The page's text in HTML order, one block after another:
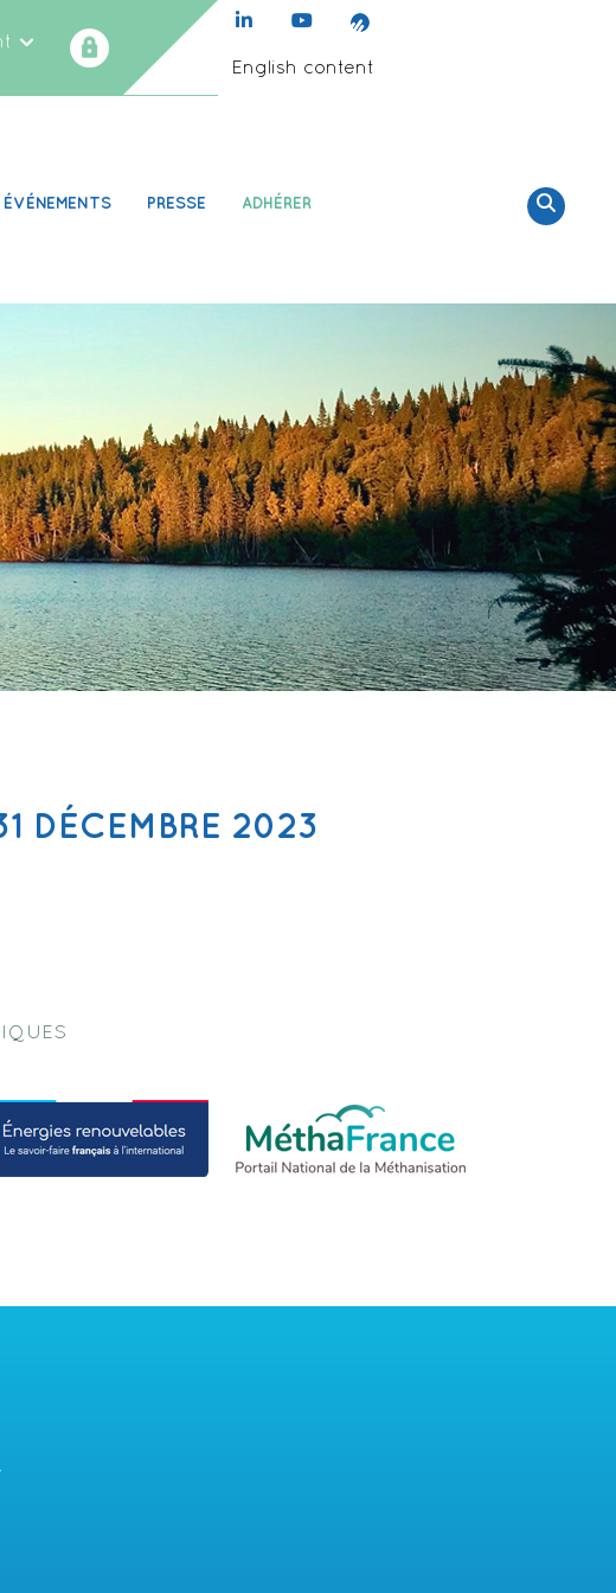
English content
ÉVÉNEMENTS PRESSE ADHÉRER
DÉCEMBRE 2023